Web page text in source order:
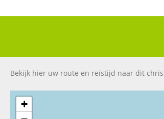
Bekijk hier uw route en reistijd naar dit
+